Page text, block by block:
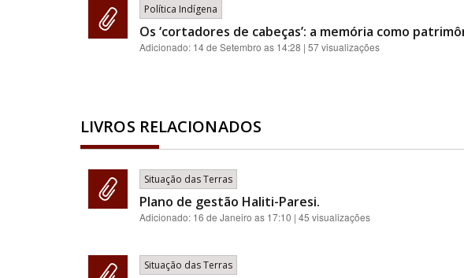
Política Indígena
Os ‘cortadores de cabeças’: a memória como
Adicionado: 14 de Setembro as 14:28 | 57 visualizações
LIVROS RELACIONADOS
Situação das Terras
Plano de gestão Haliti-Paresi.
Adicionado: 16 de Janeiro as 17:10 | 45 visualizações
Situação das Terras